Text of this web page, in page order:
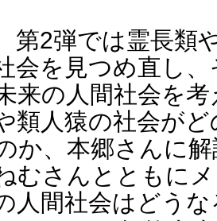
第2弾では霊⻑類
会を⾒つめ直し
来の人間社会を
類人猿の社会が
か、本郷さんに
むさんとともに
人間社会はどう